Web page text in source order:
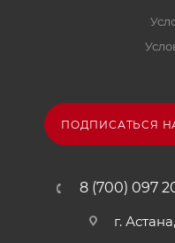
ПОДПИСАТЬСЯ
8 (700) 097
г.